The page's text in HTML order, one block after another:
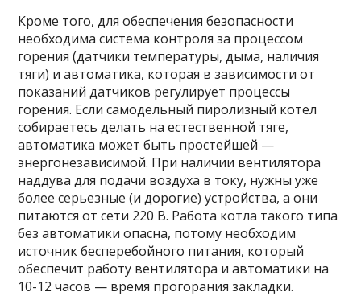
Кроме того, для обеспечения безопасности
необходима система контроля за процессом
горения (датчики температуры, дыма, наличия
тяги) и автоматика, которая в зависимости от
показаний датчиков регулирует процессы
горения. Если самодельный пиролизный котел
собираетесь делать на естественной тяге,
автоматика может быть простейшей —
энергонезависимой. При наличии вентилятора
наддува для подачи воздуха в току, нужны уже
более серьезные (и дорогие) устройства, а они
питаются от сети 220 В. Работа котла такого типа
без автоматики опасна, потому необходим
источник бесперебойного питания, который
обеспечит работу вентилятора и автоматики на
10-12 часов — время прогорания закладки.